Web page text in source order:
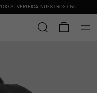
100 $. VERIFICA NUESTROS T&C